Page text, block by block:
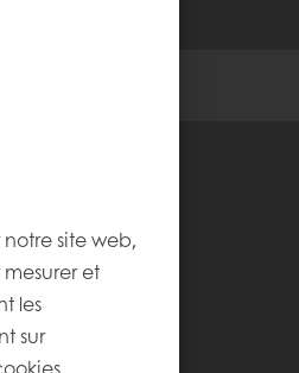
site web,
et
les
sur